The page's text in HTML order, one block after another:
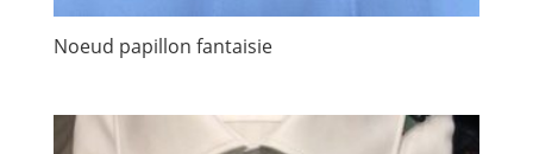
Noeud papillon fantaisie